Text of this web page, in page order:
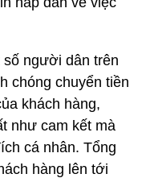
người dân trên
chóng chuyển tiền
khách hàng,
như cam kết mà
cá nhân. Tổng
hàng lên tới